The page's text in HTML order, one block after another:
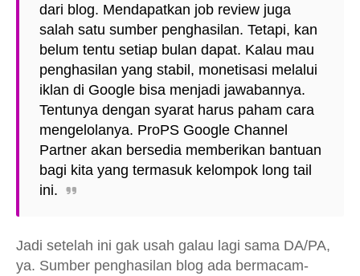
dari blog. Mendapatkan job review juga
salah satu sumber penghasilan. Tetapi, kan
belum tentu setiap bulan dapat. Kalau mau
penghasilan yang stabil, monetisasi melalui
iklan di Google bisa menjadi jawabannya.
Tentunya dengan syarat harus paham cara
mengelolanya. ProPS Google Channel
Partner akan bersedia memberikan bantuan
bagi kita yang termasuk kelompok long tail
ini.
Jadi setelah ini gak usah galau lagi sama DA/PA,
ya. Sumber penghasilan blog ada bermacam-